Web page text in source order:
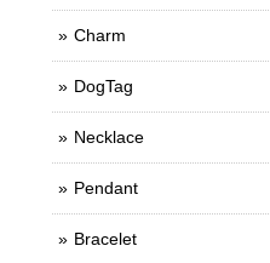
Charm
DogTag
Necklace
Pendant
Bracelet